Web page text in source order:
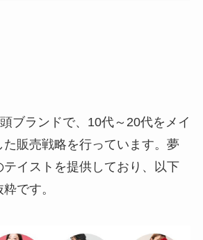
ブランドで、10代～20代をメイ
た販売戦略を行っています。夢
テイストを提供しており、以下
です。